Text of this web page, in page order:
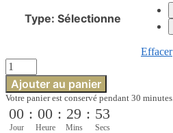
Type: Sélectionne
Effacer
quantité
de
Tableau
moderne
coloré
équidé
Ajouter au panier
Votre panier est conservé pendant 30 minutes.
00
Jour
: 00
Heure
: 29
Mins
: 52
Secs